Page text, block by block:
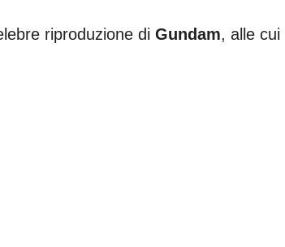
riproduzione di Gundam, alle cui